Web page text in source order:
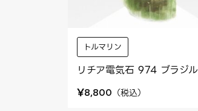
トルマリン
リチア電気石 974 ブラジル
¥8,800 （税込）